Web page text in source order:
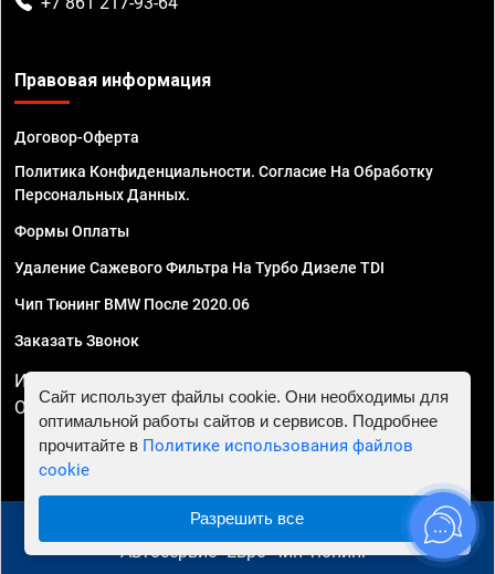
Правовая информация
Договор-Оферта
Политика Конфиденциальности. Согласие На Обработку
Персональных Данных.
Формы Оплаты
Удаление Сажевого Фильтра На Турбо Дизеле TDI
Чип Тюнинг BMW После 2020.06
Заказать Звонок
ИП Смирнов Георгий Павлович. ИНН 781302555843,
ОГРНИП 324470400032610
© 2010 - 2026 Чип тюнинг в Новороссийске -
Автосервис "Евро Чип Тюнинг"
Сайт использует файлы cookie. Они необходимы для
оптимальной работы сайтов и сервисов. Подробнее
прочитайте в Политике использования файлов
cookie
Разрешить все